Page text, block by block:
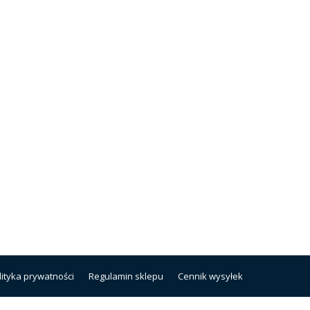
prywatności Regulamin sklepu Cennik wysyłek